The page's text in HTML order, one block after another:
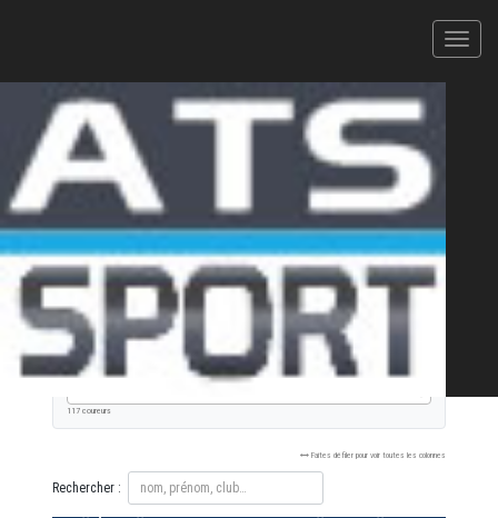
LA COURSE ROSE / MARCHE
ROSE
COURSE 10 KM CHRONOMÉTRÉE
Signaler une erreur XLS PDF
Tous
Hommes
Femmes
CAT.
117 coureurs
Faites défiler pour voir toutes les colonnes
Rechercher :